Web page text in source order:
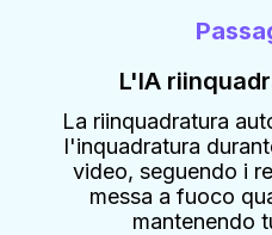
L'IA
La riinquadratura
l'inquadratura
video, seguendo i
messa a fuoco
mantenendo